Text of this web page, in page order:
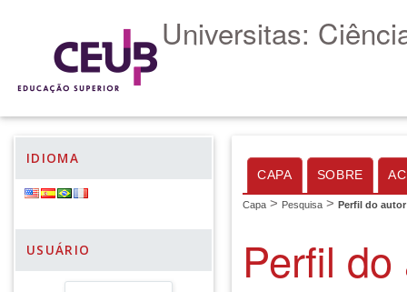
Universitas:
IDIOMA
USUÁRIO
CAPA SOBRE
Capa > Pesquisa > Perfil do autor
Perfil